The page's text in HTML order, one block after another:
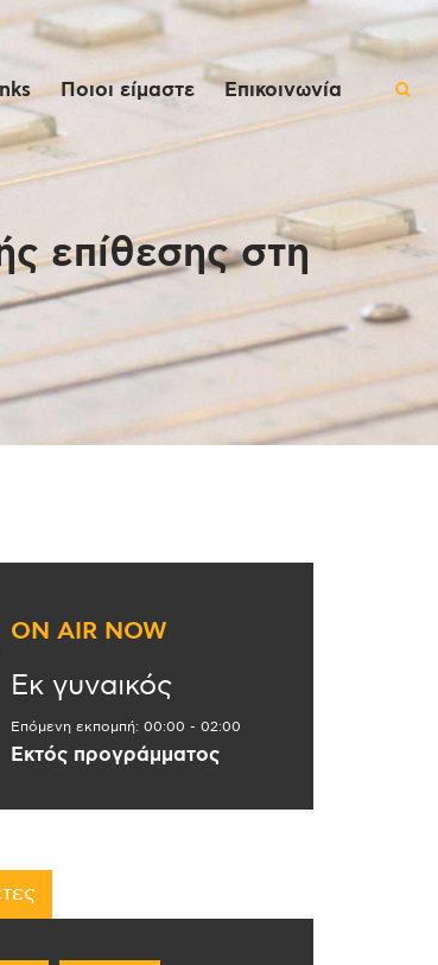
Ποιοι είμαστε Επικοινωνία
επίθεσης στη
ON AIR NOW
Εκ γυναικός
Επόμενη εκπομπή: 00:00 - 02:00
Εκτός προγράμματος